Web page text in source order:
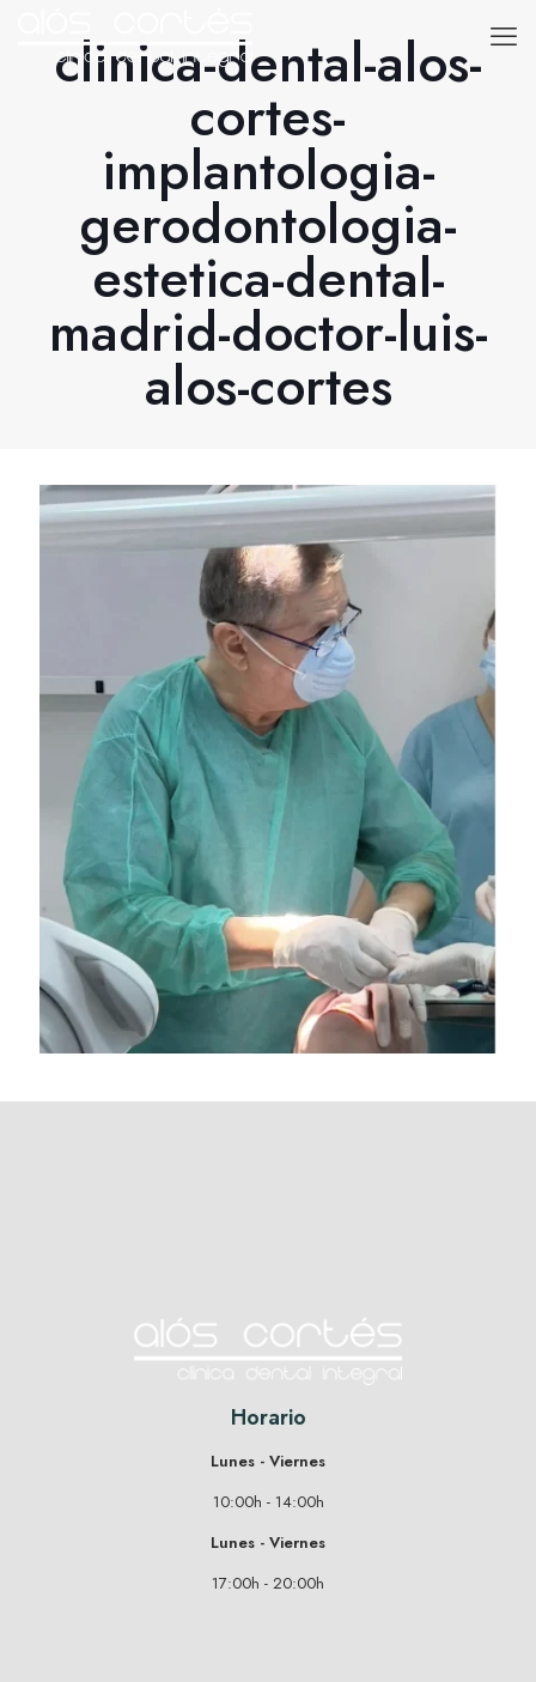
clinica-dental-alos-
cortes-
implantologia-
gerodontologia-
estetica-dental-
madrid-doctor-luis-
alos-cortes
Horario
Lunes - Viernes
10:00h - 14:00h
Lunes - Viernes
17:00h - 20:00h